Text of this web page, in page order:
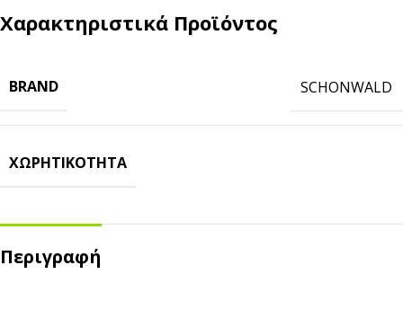
Χαρακτηριστικά Προϊόντος
BRAND SCHONWALD
ΧΩΡΗΤΙΚΌΤΗΤΑ
Περιγραφή